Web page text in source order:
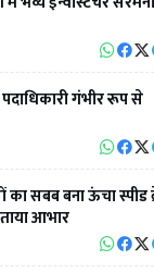
गंभीर रूप से
सबब बना ऊंचा स्पीड
आभार